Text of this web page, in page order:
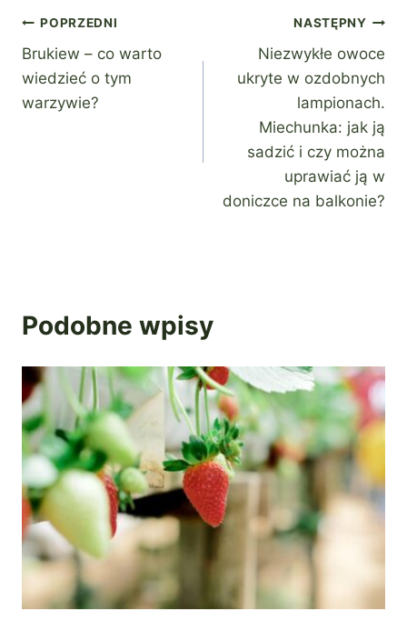
Nawigacja
wpisu
POPRZEDNI
Brukiew – co warto
wiedzieć o tym
warzywie?
NASTĘPNY
Niezwykłe owoce
ukryte w ozdobnych
lampionach.
Miechunka: jak ją
sadzić i czy można
uprawiać ją w
doniczce na balkonie?
Podobne wpisy